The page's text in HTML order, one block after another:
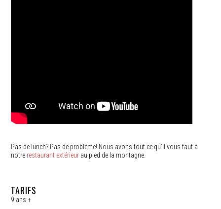
Pas de lunch? Pas de problème! Nous avons tout ce qu’il vous faut à
notre restaurant extérieur au pied de la montagne.
TARIFS
9 ans +